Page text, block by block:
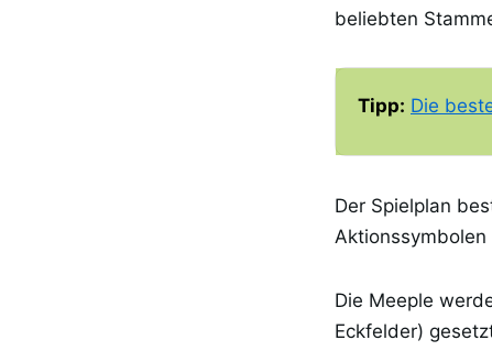
beliebten
Tipp: Die
Der Spielplan
Die Meeple
Eckfelder)